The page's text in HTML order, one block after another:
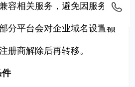
容相关服务，避免因服务绑
分平台会对企业域名设置额
册商解除后再转移。
件